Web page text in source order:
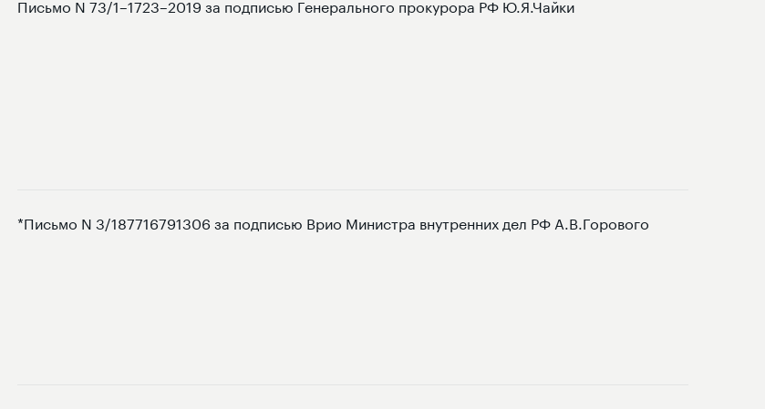
Письмо N 73/1–1723–2019 за подписью Генерального прокурора РФ Ю.Я.Чайки
*Письмо N 3/187716791306 за подписью Врио Министра внутренних дел РФ А.В.Горового